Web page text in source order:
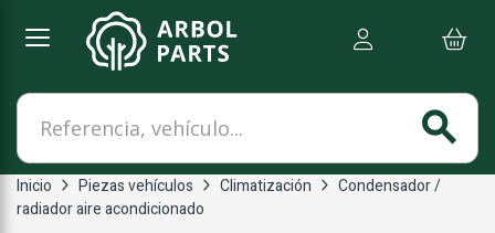
Referencia, vehículo...
search
Inicio Piezas vehículos Climatización
Condensador /
radiador aire acondicionado